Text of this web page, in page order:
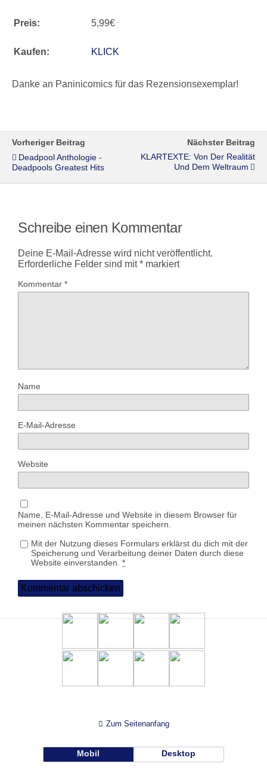
Preis: 5,99€
Kaufen: KLICK
Danke an Paninicomics für das Rezensionsexemplar!
Vorheriger Beitrag
Deadpool Anthologie -
Deadpools Greatest Hits
Nächster Beitrag
KLARTEXTE: Von Der Realität
Und Dem Weltraum
Schreibe einen Kommentar
Deine E-Mail-Adresse wird nicht veröffentlicht.
Erforderliche Felder sind mit* markiert
Kommentar *
Name
E-Mail-Adresse
Website
Name, E-Mail-Adresse und Website in diesem Browser für
meinen nächsten Kommentar speichern.
Mit der Nutzung dieses Formulars erklärst du dich mit der
Speicherung und Verarbeitung deiner Daten durch diese
Website einverstanden. *
Zum Seitenanfang
Mobil Desktop